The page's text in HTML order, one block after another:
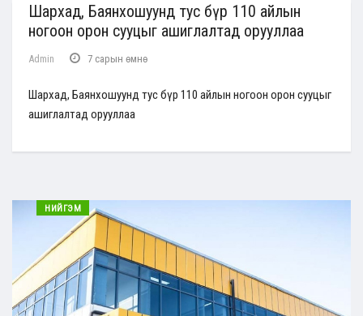
Шархад, Баянхошуунд тус бүр 110 айлын
ногоон орон сууцыг ашиглалтад орууллаа
Admin 7 сарын өмнө
Шархад, Баянхошуунд тус бүр 110 айлын ногоон орон сууцыг
ашиглалтад орууллаа
НИЙГЭМ